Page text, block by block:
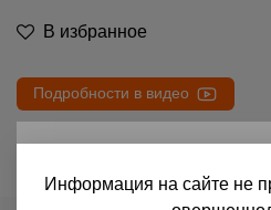
В избранное
Подробности в видео
Для доступа на сайт
Информация на сайте не